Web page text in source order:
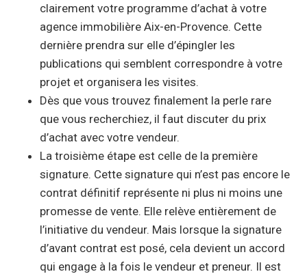
clairement votre programme d’achat à votre
agence immobilière Aix-en-Provence. Cette
dernière prendra sur elle d’épingler les
publications qui semblent correspondre à votre
projet et organisera les visites.
Dès que vous trouvez finalement la perle rare
que vous recherchiez, il faut discuter du prix
d’achat avec votre vendeur.
La troisième étape est celle de la première
signature. Cette signature qui n’est pas encore le
contrat définitif représente ni plus ni moins une
promesse de vente. Elle relève entièrement de
l’initiative du vendeur. Mais lorsque la signature
d’avant contrat est posé, cela devient un accord
qui engage à la fois le vendeur et preneur. Il est